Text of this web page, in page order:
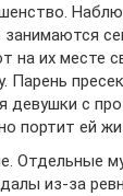
на их месте
Парень
девушки с
портит ей
Отдельные
из-за